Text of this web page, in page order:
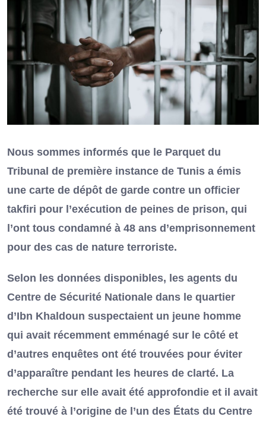
Nous sommes informés que le Parquet du
Tribunal de première instance de Tunis a émis
une carte de dépôt de garde contre un officier
takfiri pour l’exécution de peines de prison, qui
l’ont tous condamné à 48 ans d’emprisonnement
pour des cas de nature terroriste.
Selon les données disponibles, les agents du
Centre de Sécurité Nationale dans le quartier
d’Ibn Khaldoun suspectaient un jeune homme
qui avait récemment emménagé sur le côté et
d’autres enquêtes ont été trouvées pour éviter
d’apparaître pendant les heures de clarté. La
recherche sur elle avait été approfondie et il avait
été trouvé à l’origine de l’un des États du Centre